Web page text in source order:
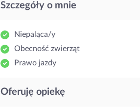
Szczegóły o mnie
Niepaląca/y
Obecność zwierząt
Prawo jazdy
Oferuję opiekę